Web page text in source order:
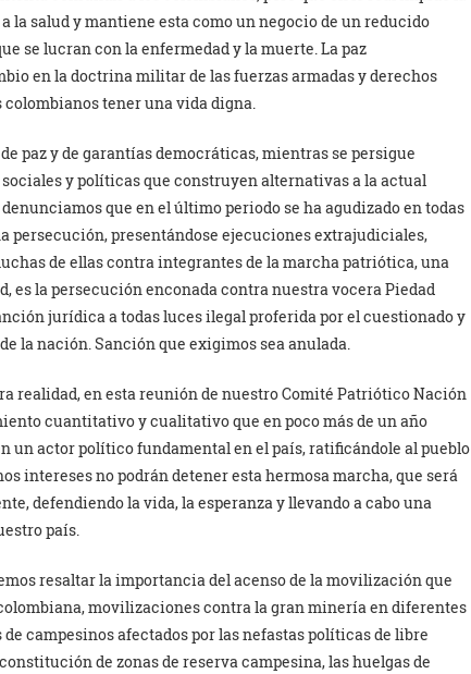
la salud y mantiene esta como un negocio de un reducido
se lucran con la enfermedad y la muerte. La paz
en la doctrina militar de las fuerzas armadas y derechos
tener una vida digna.
paz y de garantías democráticas, mientras se persigue
y políticas que construyen alternativas a la actual
que en el último periodo se ha agudizado en todas
persecución, presentándose ejecuciones extrajudiciales,
de ellas contra integrantes de la marcha patriótica, una
es la persecución enconada contra nuestra vocera Piedad
jurídica a todas luces ilegal proferida por el cuestionado y
la nación. Sanción que exigimos sea anulada.
realidad, en esta reunión de nuestro Comité Patriótico Nación
cuantitativo y cualitativo que en poco más de un año
un actor político fundamental en el país, ratificándole al pueblo
intereses no podrán detener esta hermosa marcha, que será
defendiendo la vida, la esperanza y llevando a cabo una
país.
resaltar la importancia del acenso de la movilización que
movilizaciones contra la gran minería en diferentes
campesinos afectados por las nefastas políticas de libre
de zonas de reserva campesina, las huelgas de